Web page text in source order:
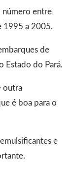
número entre
1995 a 2005.
de
Estado do Pará.
outra
é boa para o
e